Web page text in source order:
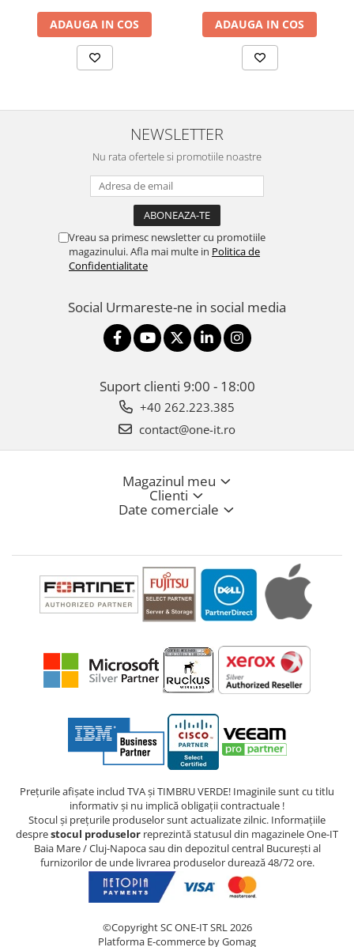
ADAUGA IN COS ADAUGA IN COS
NEWSLETTER
Nu rata ofertele si promotiile noastre
Vreau sa primesc newsletter cu promotiile
magazinului. Afla mai multe in Politica de
Confidentialitate
Social Urmareste-ne in social media
Suport clienti 9:00 - 18:00
+40 262.223.385
contact@one-it.ro
Magazinul meu
Clienti
Date comerciale
Prețurile afișate includ TVA și TIMBRU VERDE! Imaginile sunt cu titlu
informativ și nu implică obligații contractuale !
Stocul și prețurile produselor sunt actualizate zilnic. Informațiile
desprestocul produselor reprezintă statusul din magazinele One-IT
Baia Mare / Cluj-Napoca sau din depozitul central București al
furnizorilor de unde livrarea produselor durează 48/72 ore.
©Copyright SC ONE-IT SRL 2026
Platforma E-commerce by Gomag